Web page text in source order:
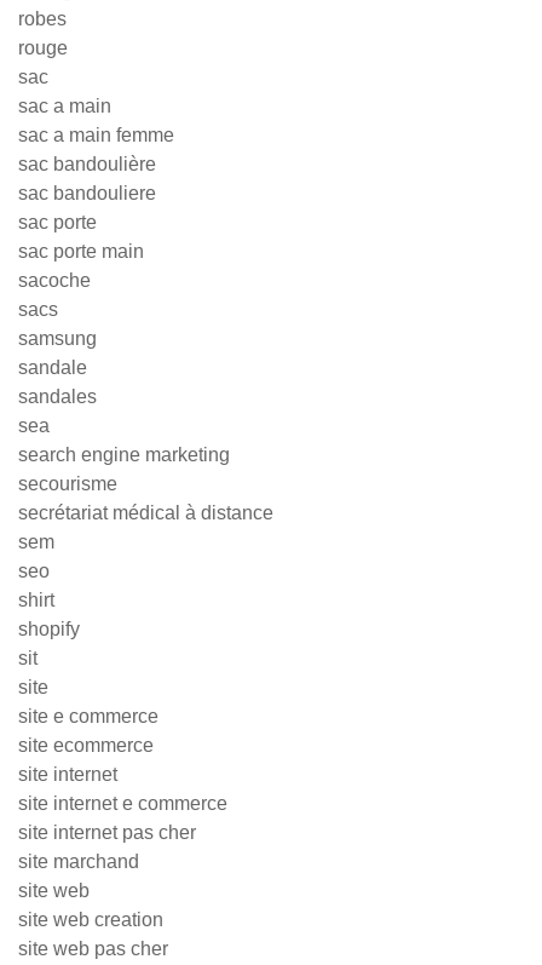
robes
rouge
sac
sac a main
sac a main femme
sac bandoulière
sac bandouliere
sac porte
sac porte main
sacoche
sacs
samsung
sandale
sandales
sea
search engine marketing
secourisme
secrétariat médical à distance
sem
seo
shirt
shopify
sit
site
site e commerce
site ecommerce
site internet
site internet e commerce
site internet pas cher
site marchand
site web
site web creation
site web pas cher